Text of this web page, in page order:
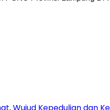
Wujud Kepedulian dan